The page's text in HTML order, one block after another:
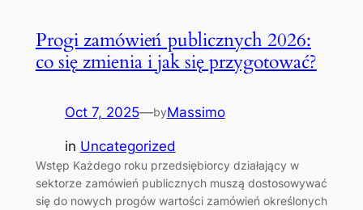
Progi zamówień publicznych 2026:
co się zmienia i jak się przygotować?
Oct 7, 2025—byMassimo
in Uncategorized
Wstęp Każdego roku przedsiębiorcy działający w
sektorze zamówień publicznych muszą dostosowywać
się do nowych progów wartości zamówień określonych